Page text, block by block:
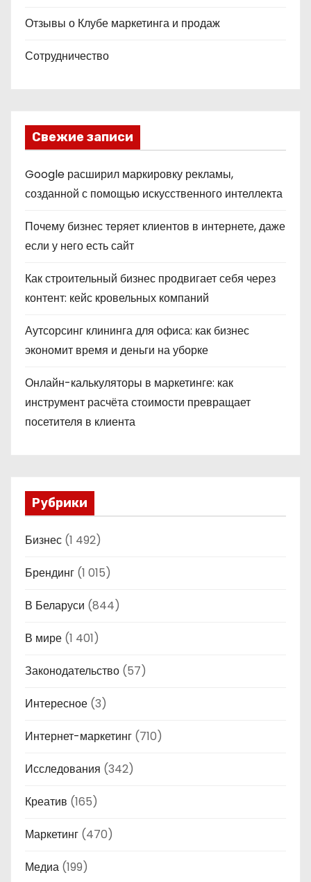
Отзывы о Клубе маркетинга и продаж
Сотрудничество
Свежие записи
Google расширил маркировку рекламы,
созданной с помощью искусственного интеллекта
Почему бизнес теряет клиентов в интернете, даже
если у него есть сайт
Как строительный бизнес продвигает себя через
контент: кейс кровельных компаний
Аутсорсинг клининга для офиса: как бизнес
экономит время и деньги на уборке
Онлайн-калькуляторы в маркетинге: как
инструмент расчёта стоимости превращает
посетителя в клиента
Рубрики
Бизнес (1 492)
Брендинг (1 015)
В Беларуси (844)
В мире (1 401)
Законодательство (57)
Интересное (3)
Интернет-маркетинг (710)
Исследования (342)
Креатив (165)
Маркетинг (470)
Медиа (199)